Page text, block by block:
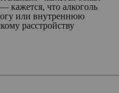
кажется, что алкоголь
или внутреннюю
расстройству